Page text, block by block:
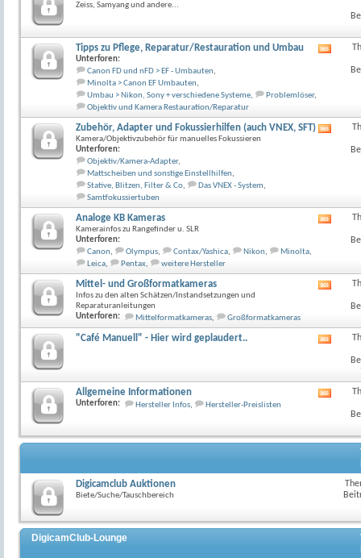
Zeiss, Samyang und andere...
dieses
Tipps zu Pflege, Reparatur/Restauration und Umbau
Unterforen:
Canon FD und nFD > EF - Umbauten,
Minolta > Canon EF Umbauten,
Umbau > Nikon, Sony + verschiedene Systeme, Problemlöser,
Objektiv und Kamera Restauration/Reparatur
dieses
Zubehör, Adapter und Fokussierhilfen (auch VNEX, SFT)
Kamera/Objektivzubehör für manuelles Fokussieren
Unterforen:
Objektiv/Kamera-Adapter,
Mattscheiben und sonstige Einstellhilfen,
Stative, Blitzen, Filter & Co, Das VNEX - System,
Samtfokussiertuben
dieses
Analoge KB Kameras
Kamerainfos zu Rangefinder u. SLR
Unterforen:
Canon, Olympus, Contax/Yashica, Nikon, Minolta,
Leica, Pentax, weitere Hersteller
dieses
Mittel- und Großformatkameras
Infos zu den alten Schätzen/Instandsetzungen und
Reparaturanleitungen
Unterforen:
Mittelformatkameras, Großformatkameras
dieses
"Café Manuell" - Hier wird geplaudert..
dieses
Allgemeine Informationen
Unterforen: Hersteller Infos, Hersteller-Preislisten
dieses
Digicamclub Auktionen
Biete/Suche/Tauschbereich
DigicamClub-Lounge